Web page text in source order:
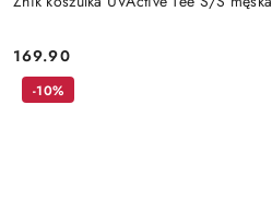
Cena:
169.90
-10%